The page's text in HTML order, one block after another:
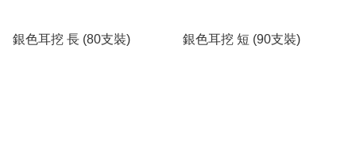
銀色耳挖 長 (80支裝) 銀色耳挖 短 (90支裝)